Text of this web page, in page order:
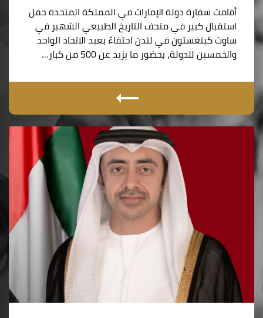
أقامت سفارة دولة الإمارات في المملكة المتحدة حفل
استقبال كبير في متحف التاريخ الطبيعي الشهير في
ساوث كينغستون في لندن احتفاءً بعيد الاتحاد الواحد
والخمسين للدولة، بحضور ما يزيد عن 500 من كبار…